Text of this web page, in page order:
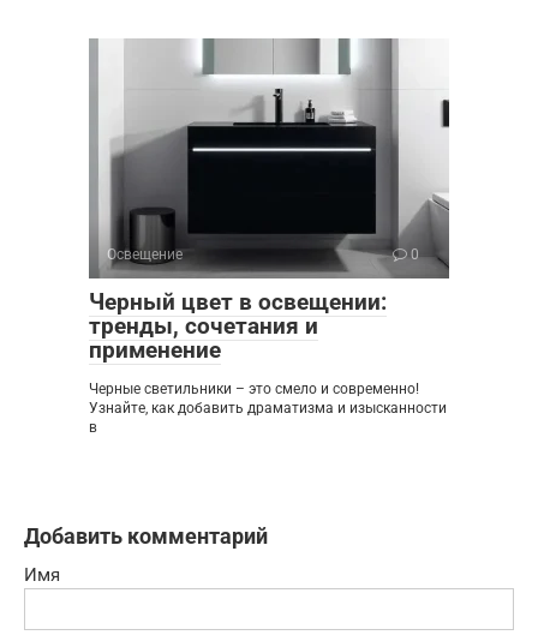
Освещение 0
Черный цвет в освещении:
тренды, сочетания и
применение
Черные светильники – это смело и современно!
Узнайте, как добавить драматизма и изысканности
в
Добавить комментарий
Имя